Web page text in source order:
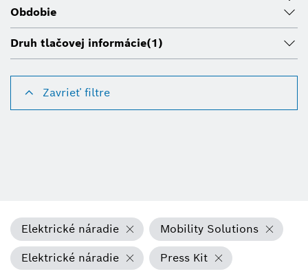
Obdobie
Druh tlačovej informácie(1)
Zavrieť filtre
Elektrické náradie
Mobility Solutions
Elektrické náradie
Press Kit